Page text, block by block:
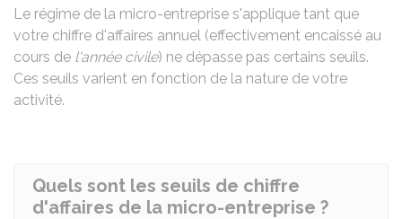
Le régime de la micro-entreprise s'applique tant que
votre chiffre d'affaires annuel (effectivement encaissé au
cours de l'année civile) ne dépasse pas certains seuils.
Ces seuils varient en fonction de la nature de votre
activité.
Quels sont les seuils de chiffre
d'affaires de la micro-entreprise ?